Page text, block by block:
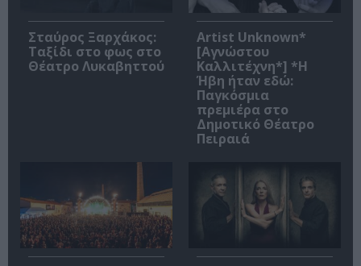
Σταύρος Ξαρχάκος:
Ταξίδι στο φως στο
Θέατρο Λυκαβηττού
Artist Unknown*
[Αγνώστου
Καλλιτέχνη*] *Η
Ήβη ήταν εδώ:
Παγκόσμια
πρεμιέρα στο
Δημοτικό Θέατρο
Πειραιά